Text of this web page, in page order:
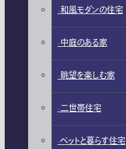
和風モダンの住宅
中庭のある家
眺望を楽しむ家
二世帯住宅
ペットと暮らす住宅